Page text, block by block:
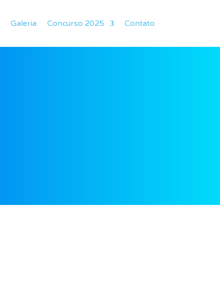
Galeria Concurso 2025 Contato